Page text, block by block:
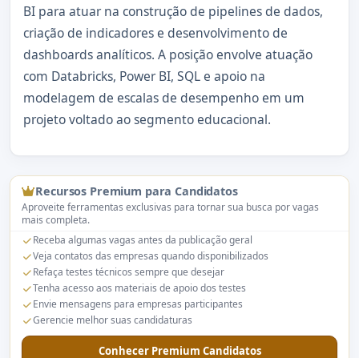
BI para atuar na construção de pipelines de dados,
criação de indicadores e desenvolvimento de
dashboards analíticos. A posição envolve atuação
com Databricks, Power BI, SQL e apoio na
modelagem de escalas de desempenho em um
projeto voltado ao segmento educacional.
Recursos Premium para Candidatos
Aproveite ferramentas exclusivas para tornar sua busca por vagas
mais completa.
Receba algumas vagas antes da publicação geral
Veja contatos das empresas quando disponibilizados
Refaça testes técnicos sempre que desejar
Tenha acesso aos materiais de apoio dos testes
Envie mensagens para empresas participantes
Gerencie melhor suas candidaturas
Conhecer Premium Candidatos